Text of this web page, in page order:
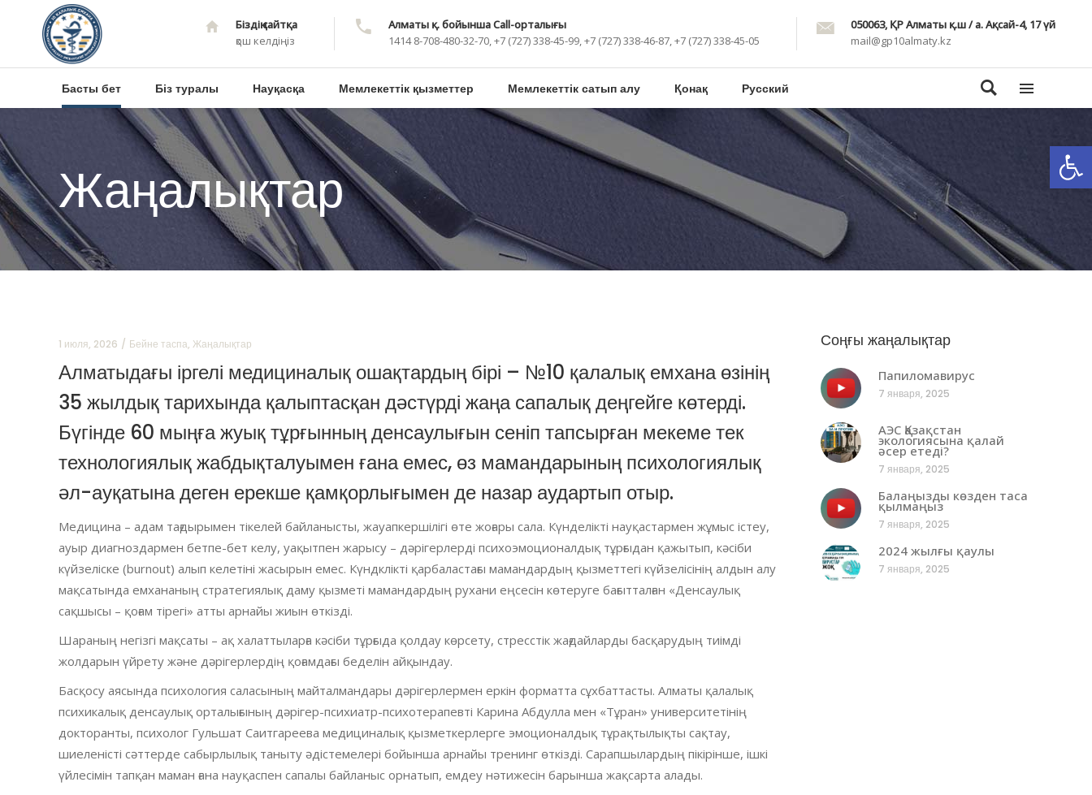
Біздің сайтқа
қош келдіңіз
Алматы қ. бойынша Call-орталығы
1414 8-708-480-32-70, +7 (727) 338-45-99, +7 (727) 338-46-87, +7 (727) 338-45-05
050063, ҚР Алматы қ.ш / а. Ақсай-4, 17 үй
mail@gp10almaty.kz
Басты бет Біз туралы Науқасқа Мемлекеттік қызметтер Мемлекеттік сатып алу Қонақ Русский
Жаңалықтар
1 июля, 2026 Бейне таспа, Жаңалықтар
Алматыдағы іргелі медициналық ошақтардың бірі – №10 қалалық емхана өзінің
35 жылдық тарихында қалыптасқан дәстүрді жаңа сапалық деңгейге көтерді.
Бүгінде 60 мыңға жуық тұрғынның денсаулығын сеніп тапсырған мекеме тек
технологиялық жабдықталуымен ғана емес, өз мамандарының психологиялық
әл-ауқатына деген ерекше қамқорлығымен де назар аудартып отыр.
Медицина – адам тағдырымен тікелей байланысты, жауапкершілігі өте жоғары сала. Күнделікті науқастармен жұмыс істеу,
ауыр диагноздармен бетпе-бет келу, уақытпен жарысу – дәрігерлерді психоэмоционалдық тұрғыдан қажытып, кәсіби
күйзеліске (burnout) алып келетіні жасырын емес. Күндклікті қарбаластағы мамандардың қызметтегі күйзелісінің алдын алу
мақсатында емхананың стратегиялық даму қызметі мамандардың рухани еңсесін көтеруге бағытталған «Денсаулық
сақшысы – қоғам тірегі» атты арнайы жиын өткізді.
Шараның негізгі мақсаты – ақ халаттыларға кәсіби тұрғыда қолдау көрсету, стресстік жағдайларды басқарудың тиімді
жолдарын үйрету және дәрігерлердің қоғамдағы беделін айқындау.
Басқосу аясында психология саласының майталмандары дәрігерлермен еркін форматта сұхбаттасты. Алматы қалалық
психикалық денсаулық орталығының дәрігер-психиатр-психотерапевті Карина Абдулла мен «Тұран» университетінің
докторанты, психолог Гульшат Саитгареева медициналық қызметкерлерге эмоционалдық тұрақтылықты сақтау,
шиеленісті сәттерде сабырлылық таныту әдістемелері бойынша арнайы тренинг өткізді. Сарапшылардың пікірінше, ішкі
үйлесімін тапқан маман ғана науқаспен сапалы байланыс орнатып, емдеу нәтижесін барынша жақсарта алады.
Соңғы жаңалықтар
Папиломавирус
7 января, 2025
АЭС Қазақстан
экологиясына қалай
әсер етеді?
7 января, 2025
Балаңызды көзден таса
қылмаңыз
7 января, 2025
2024 жылғы қаулы
7 января, 2025